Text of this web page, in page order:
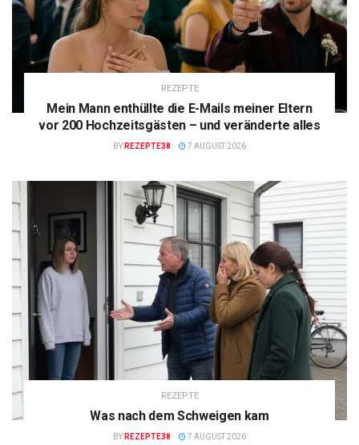
REZEPTE
Mein Mann enthüllte die E-Mails meiner Eltern
vor 200 Hochzeitsgästen – und veränderte alles
BY REZEPTE38 7 AUGUST 2026
REZEPTE
Was nach dem Schweigen kam
BY REZEPTE38 7 AUGUST 2026